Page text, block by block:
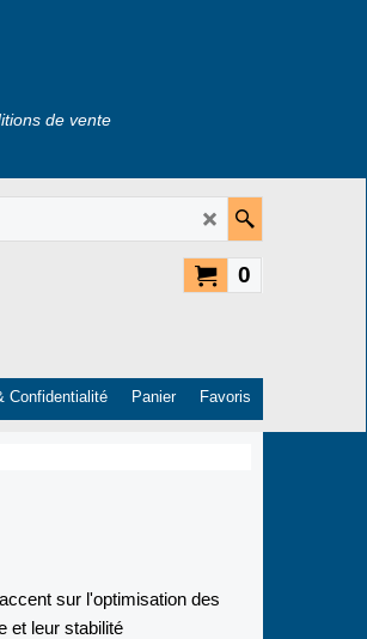
de vente
0
Confidentialité Panier Favoris
sur l'optimisation des
et leur stabilité